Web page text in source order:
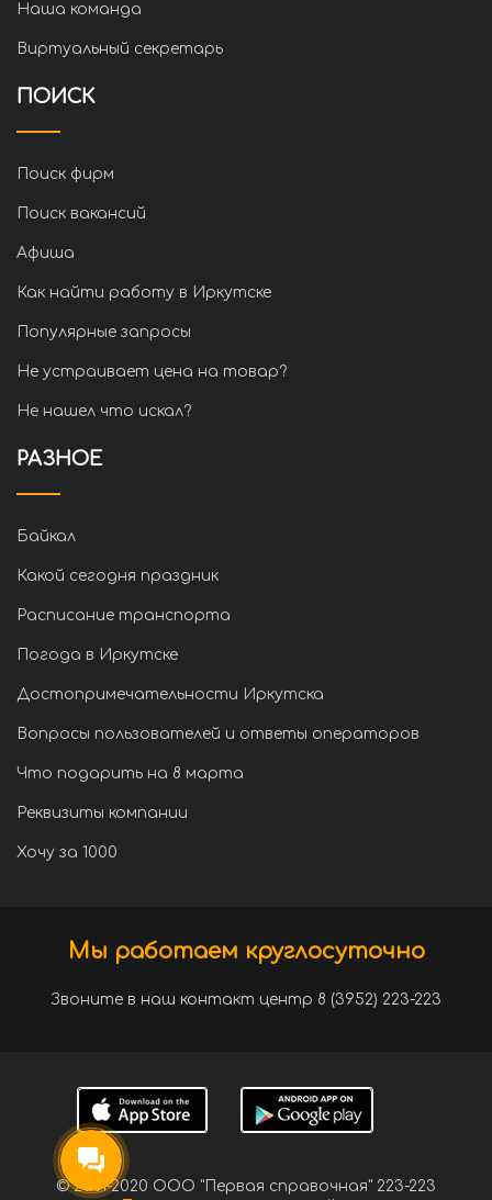
Наша команда
Виртуальный секретарь
ПОИСК
Поиск фирм
Поиск вакансий
Афиша
Как найти работу в Иркутске
Популярные запросы
Не устраивает цена на товар?
Не нашел что искал?
РАЗНОЕ
Байкал
Какой сегодня праздник
Расписание транспорта
Погода в Иркутске
Достопримечательности Иркутска
Вопросы пользователей и ответы операторов
Что подарить на 8 марта
Реквизиты компании
Хочу за 1000
Мы работаем круглосуточно
Звоните в наш контакт центр 8 (3952) 223-223
© 2001-2020 ООО "Первая справочная" 223-223